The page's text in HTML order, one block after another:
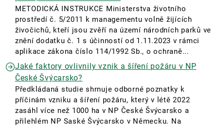
METODICKÁ INSTRUKCE Ministerstva životního
prostředí č. 5/2011 k managementu volně žijících
živočichů, kteří jsou zvěří na území národních parků ve
znění dodatku č. 1 s účinností od 1.11.2023 v rámci
aplikace zákona číslo 114/1992 Sb., o ochraně...
Jaké faktory ovlivnily vznik a šíření požáru v NP
České Švýcarsko?
Předkládaná studie shrnuje odborné poznatky k
příčinám vzniku a šíření požáru, který v létě 2022
zasáhl více než 1000 ha v NP České Švýcarsko a
přilehlém NP Saské Švýcarsko v Německu. Na